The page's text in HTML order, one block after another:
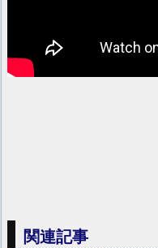
関連記事